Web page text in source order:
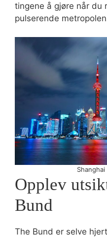
tingene å gjøre når du
pulserende
Opplev
Bund
The Bund er selve